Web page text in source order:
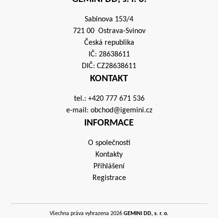
Sabinova 153/4
721 00 Ostrava-Svinov
Česká republika
IČ: 28638611
DIČ: CZ28638611
KONTAKT
tel.: +420 777 671 536
e-mail: obchod@igemini.cz
INFORMACE
O společnosti
Kontakty
Přihlášení
Registrace
Všechna práva vyhrazena 2026 GEMINI DD, s. r. o.